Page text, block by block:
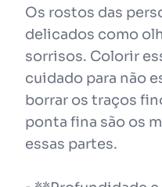
Os rostos das
delicados como
sorrisos. Colorir
cuidado para não
borrar os traços
ponta fina são os
essas partes.